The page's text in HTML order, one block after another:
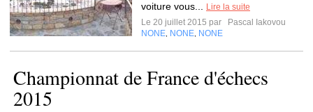
voiture vous...
Lire la suite
Le 20 juillet 2015 par
Pascal Iakovou
NONE NONE NONE
Championnat de France d'échecs
2015